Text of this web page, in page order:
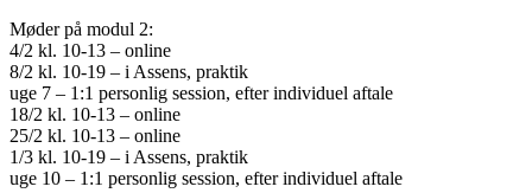
Møder på modul 2:
4/2 kl. 10-13 – online
8/2 kl. 10-19 – i Assens, praktik
uge 7 – 1:1 personlig session, efter individuel aftale
18/2 kl. 10-13 – online
25/2 kl. 10-13 – online
1/3 kl. 10-19 – i Assens, praktik
uge 10 – 1:1 personlig session, efter individuel aftale